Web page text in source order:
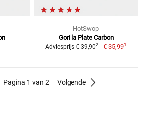
HotSwop
Gorilla Plate Carbon
Adviesprijs € 39,902 € 35,991
Pagina 1 van 2 Volgende